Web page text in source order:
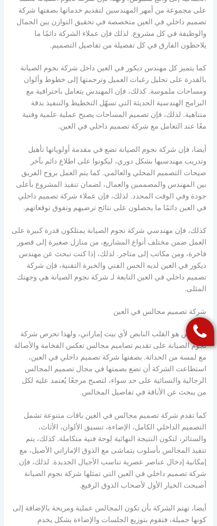
على مجموعة من أمهر المهندسين لتقديم خدماتها بصفتها شركة
تصميم داخلي في العين متخصصة في تحقيق التوازن بين الجمال
والوظيفة في كل مشروع. لذلك فإن عملاء الشركة دائمًا ما
يلاحظون الفارق في كل تفصيلة من تفاصيل التصميم.
كما يتميز كل مهندس ديكور في العين داخل شركة نجوم الصيانة
بالقدرة على تحليل رغبات العميل وترجمتها إلى خطوط وألوان
ومساحات ملموسة. كذلك، فإن المهندس يتعامل باحترافية مع
البرامج الهندسية الحديثة التي تسهّل التخطيط والتنفيذ بدقة
متناهية. لذلك، فإن تصميم المساحات يصبح عملية علمية وفنية
معًا عند التعامل مع شركة تصميم داخلي في العين.
أيضا، فإن شركة نجوم الصيانة تضع في مقدمة أولوياتها تأهيل
وتدريب مهندسيها بشكل دوري، ليكونوا على اطلاع دائم بآخر
صيحات التصميم المحلي والعالمي. كما يتم العمل بروح الفريق
بين المهندس والمصممين والعمال، لضمان تنفيذ المشروع بأعلى
جودة وفي الوقت المحدد. لذلك، فإن عملاء شركة تصميم داخلي
في العين دائمًا ما يحصلون على نتائج ترضيهم وتفوق توقعاتهم.
كذلك، فإن مهندسي شركة نجوم الصيانة يمتلكون قدرة كبيرة على
العمل ضمن مختلف أنواع المشاريع، من منازل صغيرة إلى قصور
فاخرة، ومن مكاتب إلى متاجر. لذلك، إذا كنت تبحث عن مهندس
ديكور في العين لديه الحس الفني والخبرة التقنية، فإن شركة
تصميم داخلي في العين التابعة لـ شركة نجوم الصيانة هي وجهتك
المثلى.
شركة تصميم مجالس في العين
المجلس هو القلب النابض لأي بيت إماراتي، ولهذا تحرص شركة
نجوم الصيانة على تقديم تصاميم مجالس تعكس الفخامة والأصالة
مع لمسة من الحداثة. بصفتها شركة تصميم داخلي في العين،
استطاعت الشركة أن تضع بصمتها في مجال تصميم المجالس
الرجالية والنسائية على حد سواء، لتصبح مرجعًا يُعتمد عليه لكل
من يبحث عن الأناقة في تفاصيل المجالس.
كما تقدم شركة تصميم مجالس في العين باقات متنوعة تشمل
التصميم الداخلي الكامل، الإضاءة، تنسيق الألوان، الأثاث،
والستائر، لتكون النتيجة النهائية لوحة فنية متكاملة. كذلك، يتم
تنفيذ المجالس بأسلوب يتماشى مع الذوق الإماراتي الأصيل، مع
إمكانية إدخال عناصر عصرية تناسب الأجيال الجديدة. لذلك، فإن
شركة تصميم داخلي في العين التي تمثلها شركة نجوم الصيانة
أصبحت الخيار الأول لأصحاب الذوق الرفيع.
أيضا، تهتم الشركة بأن تكون المجالس عملية ومريحة بالإضافة إلى
كونها جميلة، فتقوم بتوزيع الجلسات والإضاءة بشكل يخدم